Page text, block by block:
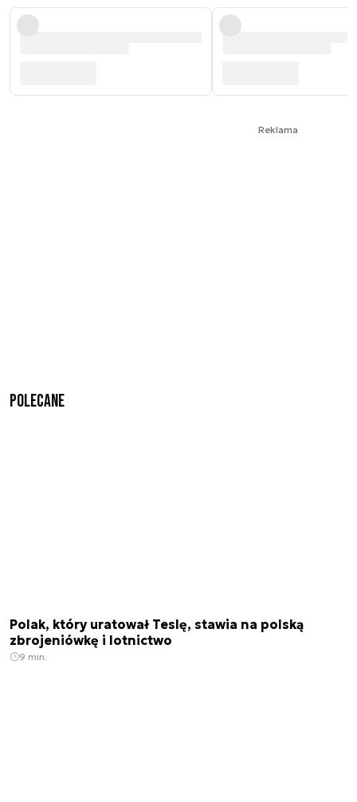
Reklama
Polecane
Polak, który uratował Teslę, stawia na polską
zbrojeniówkę i lotnictwo
9 min.